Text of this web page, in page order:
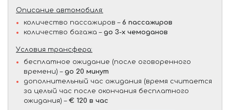
Описание автомобиля:
количество пассажиров – 6 пассажиров
количество багажа – до 3-х чемоданов
Условия трансфера:
бесплатное ожидание (после оговоренного
времени) – до 20 минут
дополнительный час ожидания (время считается
за целый час после окончания бесплатного
ожидания) – € 120 в час